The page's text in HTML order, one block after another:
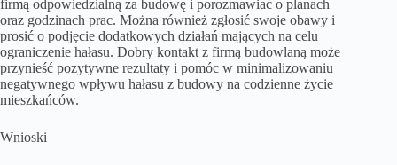
firmą odpowiedzialną za budowę i porozmawiać o planach
oraz godzinach prac. Można również zgłosić swoje obawy i
prosić o podjęcie dodatkowych działań mających na celu
ograniczenie hałasu. Dobry kontakt z firmą budowlaną może
przynieść pozytywne rezultaty i pomóc w minimalizowaniu
negatywnego wpływu hałasu z budowy na codzienne życie
mieszkańców.
Wnioski